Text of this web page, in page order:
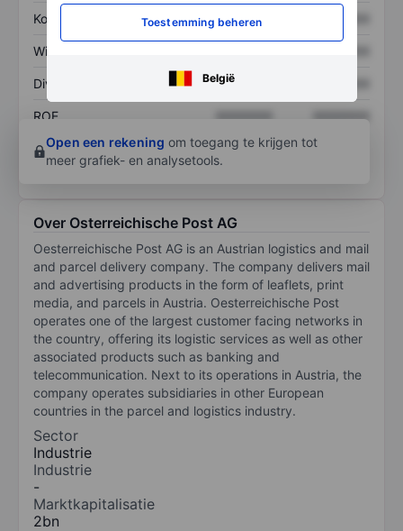
Toestemming beheren
België
Koers/omzetratio XXXXXXX
Winst per aandeel
Dividend per aandeel XXXXXXX
ROE XXXXXXX
XXXXXXX
Open een rekening om toegang te krijgen tot
meer grafiek- en analysetools.
Over Osterreichische Post AG
Oesterreichische Post AG is an Austrian logistics and mail
and parcel delivery company. The company delivers mail
and advertising products in the form of leaflets, print
media, and parcels in Austria. Oesterreichische Post
operates one of the largest customer facing networks in
the country, offering its logistic services as well as other
associated products such as banking and
telecommunication. Next to its operations in Austria, the
company operates subsidiaries in other European
countries in the parcel and logistics industry.
Sector
Industrie
Industrie
-
Marktkapitalisatie
2bn